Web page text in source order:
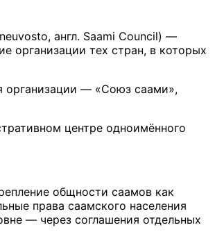
англ. Saami Council) —
организации тех стран, в которых
организации — «Союз саами»,
центре одноимённого
общности саамов как
права саамского населения
— через соглашения отдельных